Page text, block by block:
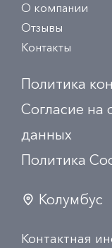
О компании
Отзывы
Контакты
Политика
Согласие на
данных
Политика
Колумбус
Контактная